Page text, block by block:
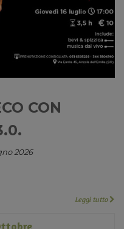
CON
2026
Leggi tutto